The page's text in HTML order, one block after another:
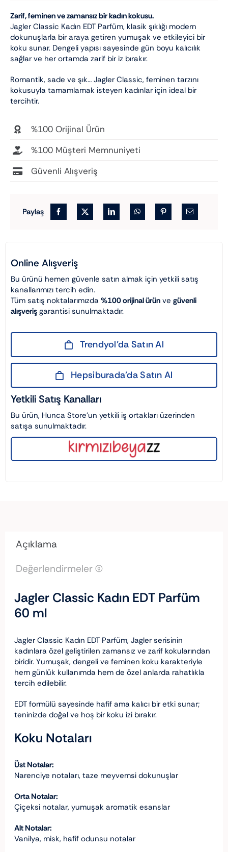
Zarif, feminen ve zamansız bir kadın kokusu.
Jagler Classic Kadın EDT Parfüm, klasik şıklığı modern
dokunuşlarla bir araya getiren yumuşak ve etkileyici bir
koku sunar. Dengeli yapısı sayesinde gün boyu kalıcılık
sağlar ve her ortamda zarif bir iz bırakır.
Romantik, sade ve şık… Jagler Classic, feminen tarzını
kokusuyla tamamlamak isteyen kadınlar için ideal bir
tercihtir.
%100 Orijinal Ürün
%100 Müşteri Memnuniyeti
Güvenli Alışveriş
Paylaş
Online Alışveriş
Bu ürünü hemen güvenle satın almak için yetkili satış
kanallarımızı tercih edin.
Tüm satış noktalarımızda %100 orijinal ürün ve güvenli
alışveriş garantisi sunulmaktadır.
Trendyol’da Satın Al
Hepsiburada’da Satın Al
Yetkili Satış Kanalları
Bu ürün, Hunca Store’un yetkili iş ortakları üzerinden
satışa sunulmaktadır.
Açıklama
Değerlendirmeler (0)
Jagler Classic Kadın EDT Parfüm
60 ml
Jagler Classic Kadın EDT Parfüm, Jagler serisinin
kadınlara özel geliştirilen zamansız ve zarif kokularından
biridir. Yumuşak, dengeli ve feminen koku karakteriyle
hem günlük kullanımda hem de özel anlarda rahatlıkla
tercih edilebilir.
EDT formülü sayesinde hafif ama kalıcı bir etki sunar;
teninizde doğal ve hoş bir koku izi bırakır.
Koku Notaları
Üst Notalar:
Narenciye notaları, taze meyvemsi dokunuşlar
Orta Notalar:
Çiçeksi notalar, yumuşak aromatik esanslar
Alt Notalar:
Vanilya, misk, hafif odunsu notalar